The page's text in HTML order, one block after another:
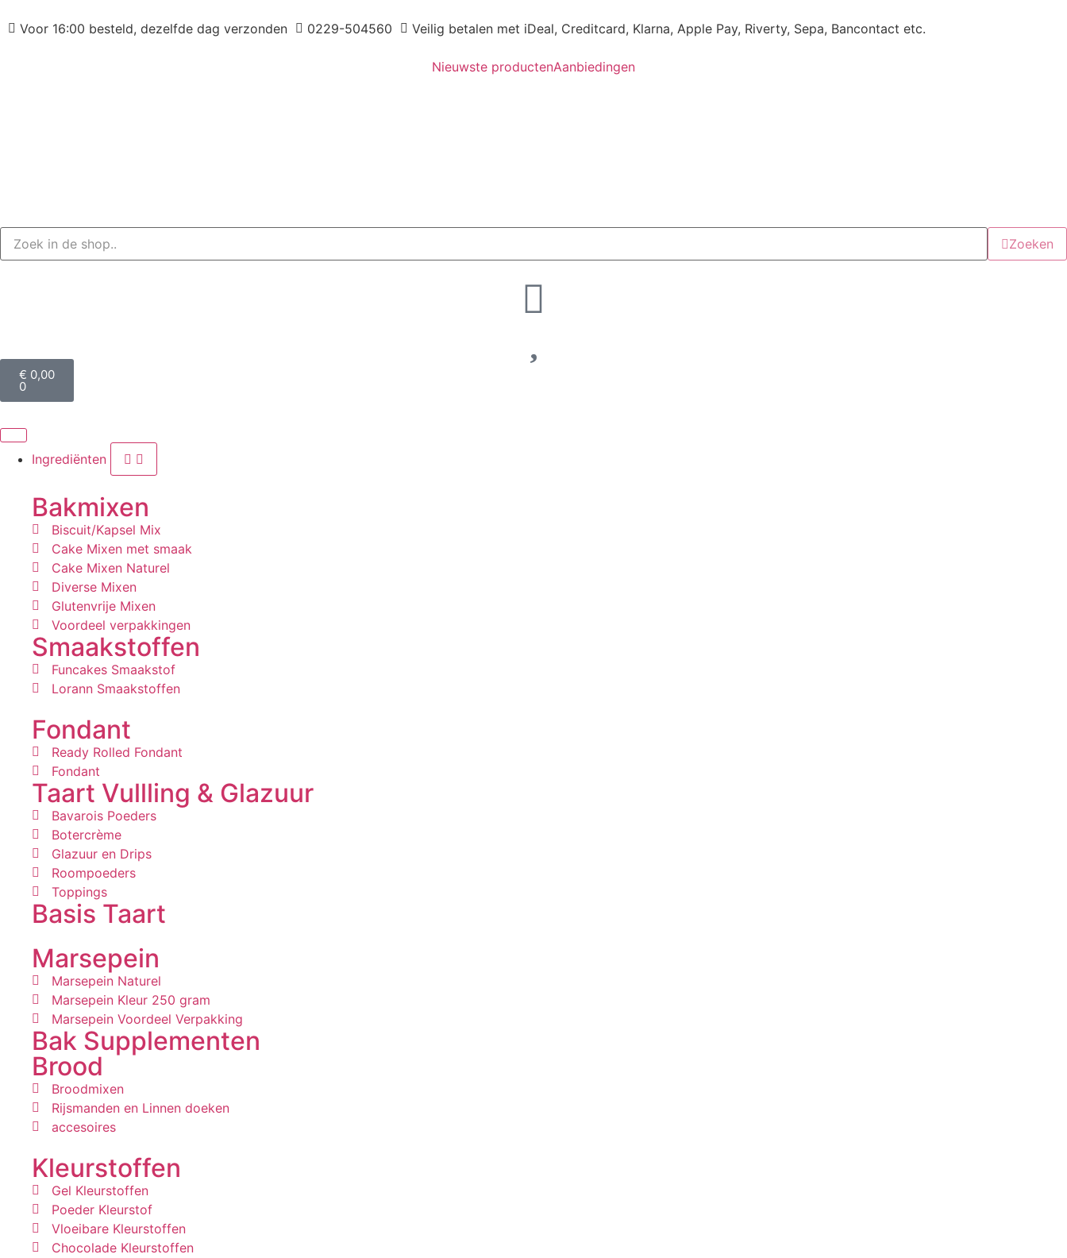
Voor 16:00 besteld, dezelfde dag verzonden 0229-504560 Veilig betalen met iDeal, Creditcard, Klarna, Apple Pay, Riverty, Sepa, Bancontact etc.
Nieuwste productenAanbiedingen
Zoeken
€ 0,00
0
Ingrediënten
Bakmixen
Biscuit/Kapsel Mix
Cake Mixen met smaak
Cake Mixen Naturel
Diverse Mixen
Glutenvrije Mixen
Voordeel verpakkingen
Smaakstoffen
Funcakes Smaakstof
Lorann Smaakstoffen
Fondant
Ready Rolled Fondant
Fondant
Taart Vullling & Glazuur
Bavarois Poeders
Botercrème
Glazuur en Drips
Roompoeders
Toppings
Basis Taart
Marsepein
Marsepein Naturel
Marsepein Kleur 250 gram
Marsepein Voordeel Verpakking
Bak Supplementen
Brood
Broodmixen
Rijsmanden en Linnen doeken
accesoires
Kleurstoffen
Gel Kleurstoffen
Poeder Kleurstof
Vloeibare Kleurstoffen
Chocolade Kleurstoffen